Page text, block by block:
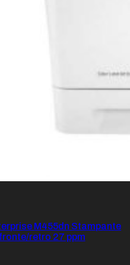
M455dn Stampante
retro 27 ppm